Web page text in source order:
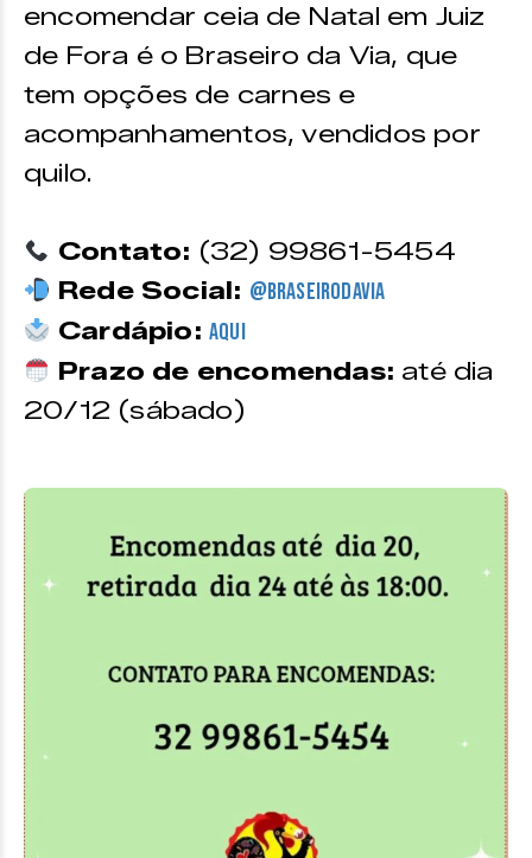
encomendar ceia de Natal em Juiz
de Fora é o Braseiro da Via, que
tem opções de carnes e
acompanhamentos, vendidos por
quilo.
Contato: (32) 99861-5454
Rede Social: @braseirodavia
Cardápio: Aqui
Prazo de encomendas: até dia
20/12 (sábado)